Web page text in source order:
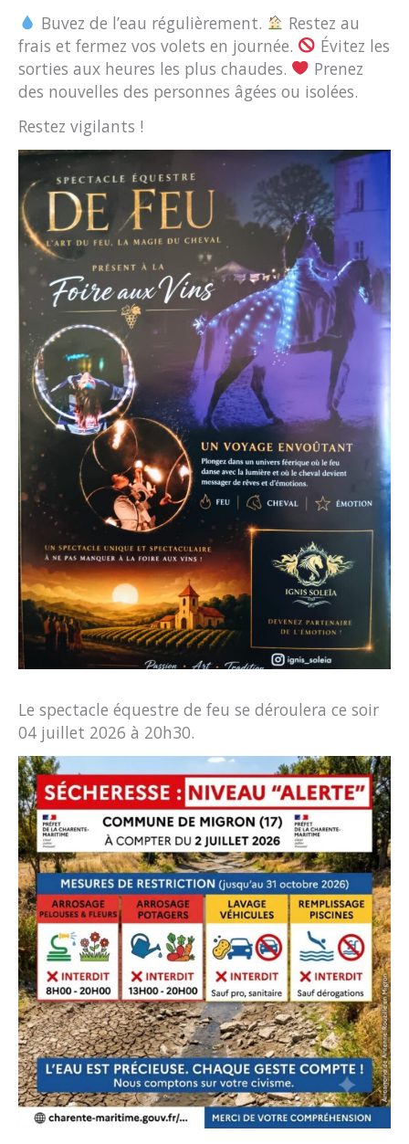
Buvez de l’eau régulièrement.
Restez au
frais et fermez vos volets en journée.
Évitez les
sorties aux heures les plus chaudes.
Prenez
des nouvelles des personnes âgées ou isolées.
Restez vigilants !
Le spectacle équestre de feu se déroulera ce soir
04 juillet 2026 à 20h30.